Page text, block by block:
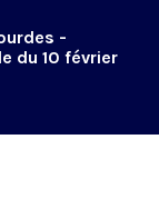
-
du 10 février